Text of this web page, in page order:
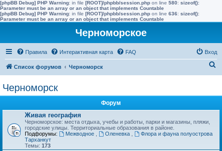
[phpBB Debug] PHP Warning: in file [ROOT]/phpbb/session.php on line 580: sizeof():
Parameter must be an array or an object that implements Countable
[phpBB Debug] PHP Warning: in file [ROOT]/phpbb/session.php on line 636: sizeof():
Parameter must be an array or an object that implements Countable
Черноморское
Правила Интерактивная карта FAQ Вход
Список форумов Черноморск
Черноморск
Форум
Живая география
Черноморское: места отдыха, учебы и работы, парки и магазины, пляжи,
городские улицы. Территориальные образования в районе.
Подфорумы:
Межводное Оленевка
Флора и фауна полуострова
Тарханкут
Темы: 173